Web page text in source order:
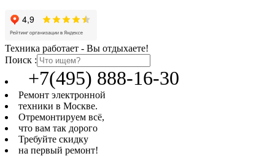
Техника работает - Вы отдыхаете!
Поиск :
+7(495) 888-16-30
Ремонт электронной
техники в Москве.
Отремонтируем всё,
что вам так дорого
Требуйте скидку
на первый ремонт!